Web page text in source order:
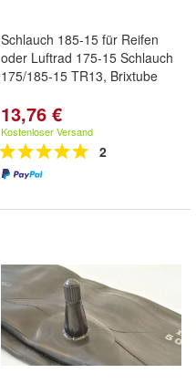
Schlauch 185-15 für Reifen
oder Luftrad 175-15 Schlauch
175/185-15 TR13, Brixtube
13,76 €
Kostenloser Versand
2